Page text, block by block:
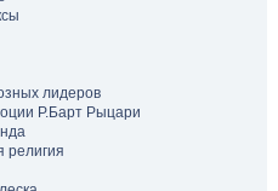
лидеров
Р.Барт Рыцари
религия